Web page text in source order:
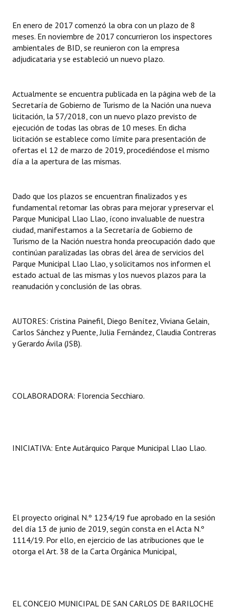
En enero de 2017 comenzó la obra con un plazo de 8
meses. En noviembre de 2017 concurrieron los inspectores
ambientales de BID, se reunieron con la empresa
adjudicataria y se estableció un nuevo plazo.
Actualmente se encuentra publicada en la página web de la
Secretaría de Gobierno de Turismo de la Nación una nueva
licitación, la 57/2018, con un nuevo plazo previsto de
ejecución de todas las obras de 10 meses. En dicha
licitación se establece como límite para presentación de
ofertas el 12 de marzo de 2019, procediéndose el mismo
día a la apertura de las mismas.
Dado que los plazos se encuentran finalizados y es
fundamental retomar las obras para mejorar y preservar el
Parque Municipal Llao Llao, ícono invaluable de nuestra
ciudad, manifestamos a la Secretaría de Gobierno de
Turismo de la Nación nuestra honda preocupación dado que
continúan paralizadas las obras del área de servicios del
Parque Municipal Llao Llao, y solicitamos nos informen el
estado actual de las mismas y los nuevos plazos para la
reanudación y conclusión de las obras.
AUTORES: Cristina Painefil, Diego Benítez, Viviana Gelain,
Carlos Sánchez y Puente, Julia Fernández, Claudia Contreras
y Gerardo Ávila (JSB).
COLABORADORA: Florencia Secchiaro.
INICIATIVA: Ente Autárquico Parque Municipal Llao Llao.
El proyecto original N.º 1234/19 fue aprobado en la sesión
del día 13 de junio de 2019, según consta en el Acta N.º
1114/19. Por ello, en ejercicio de las atribuciones que le
otorga el Art. 38 de la Carta Orgánica Municipal,
EL CONCEJO MUNICIPAL DE SAN CARLOS DE BARILOCHE